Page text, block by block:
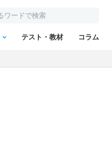
テスト・教材 コラム